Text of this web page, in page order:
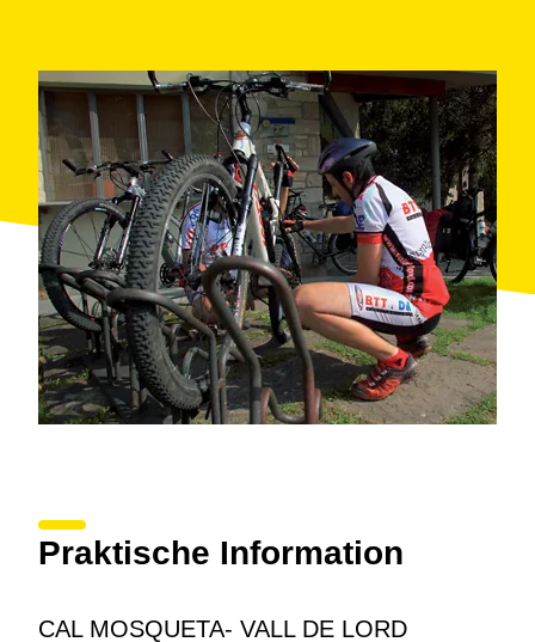
Praktische Information
CAL MOSQUETA- VALL DE LORD